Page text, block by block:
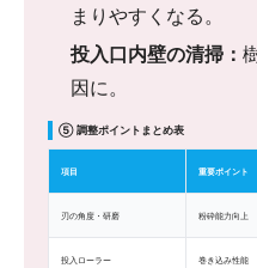
まりやすくなる。
投入口内壁の清掃：
因に。
⑤ 調整ポイントまとめ表
項目 重要ポイント
刃の角度・研磨 粉砕能力向上
投入ローラー 巻き込み性能